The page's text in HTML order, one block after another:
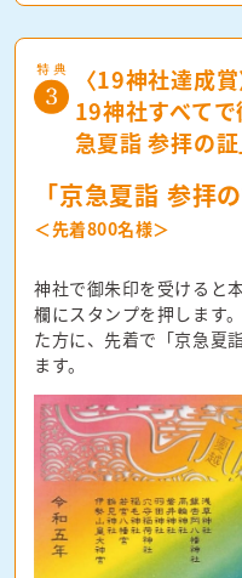
〈19神社達成賞
19神社すべて
急夏詣 参拝の
「京急夏詣 参拝の
＜先着800名様＞
神社で御朱印を受けると
欄にスタンプを押します
た方に、先着で「京急夏
ます。